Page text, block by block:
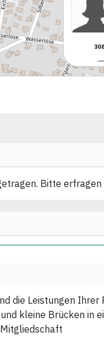
Bitte
die Leistungen Ihrer
kleine Brücken in